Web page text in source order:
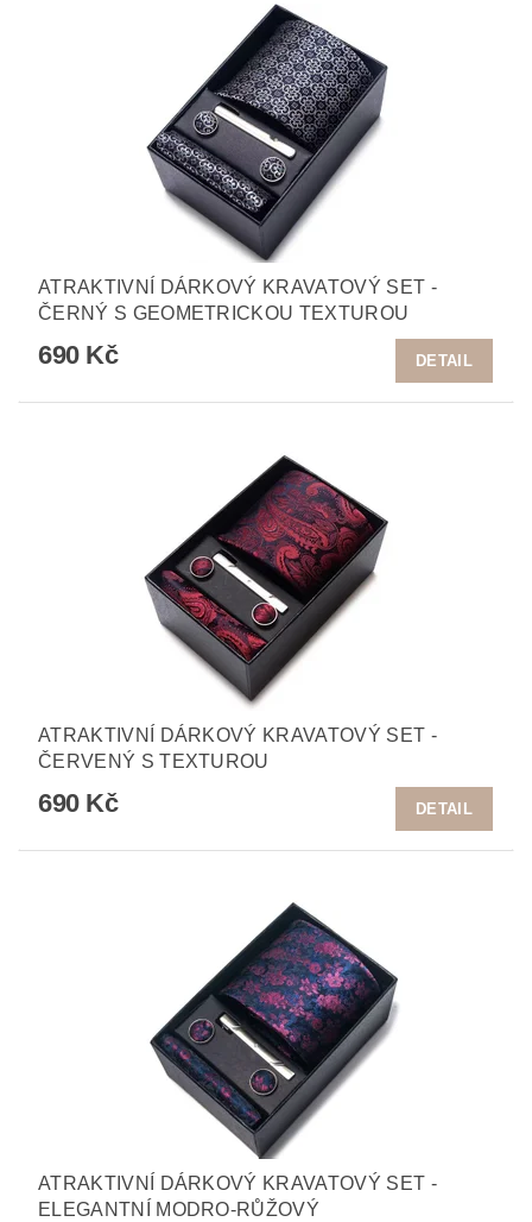
ATRAKTIVNÍ DÁRKOVÝ KRAVATOVÝ SET -
ČERNÝ S GEOMETRICKOU TEXTUROU
690 Kč DETAIL
ATRAKTIVNÍ DÁRKOVÝ KRAVATOVÝ SET -
ČERVENÝ S TEXTUROU
690 Kč DETAIL
ATRAKTIVNÍ DÁRKOVÝ KRAVATOVÝ SET -
ELEGANTNÍ MODRO-RŮŽOVÝ